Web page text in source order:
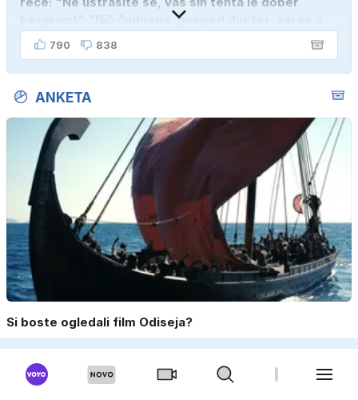
kilogram!" "Nič čudnega, gospod doktor, saj se z
ženo poznava šele tri mesece."
790 838
ANKETA
Si boste ogledali film Odiseja?
Da, težko sem pričakoval/a izid.
Ne, ne zanima me.